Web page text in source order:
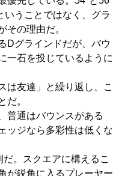
うことではなく、グラ
その理由だ。
Dグラインドだが、バウ
一石を投じているように
は友達」と繰り返し、こ
だ。
普通はバウンスがある
ッジなら多彩性は低くな
。スクエアに構えるこ
が鋭角に入るプレーヤー